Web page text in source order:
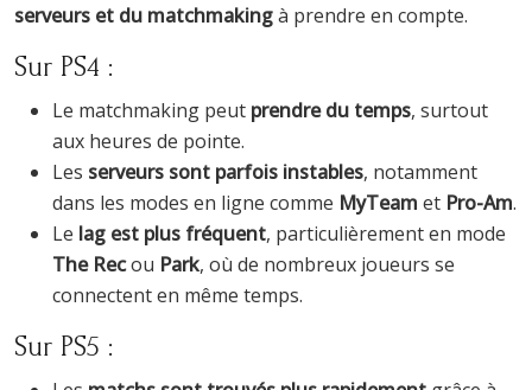
serveurs et du matchmakingà prendre en compte.
Sur PS4 :
Le matchmaking peut prendre du temps, surtout
aux heures de pointe.
Les serveurs sont parfois instables, notamment
dans les modes en ligne comme MyTeam et Pro-Am.
Le lag est plus fréquent, particulièrement en mode
The Recou Park, où de nombreux joueurs se
connectent en même temps.
Sur PS5 :